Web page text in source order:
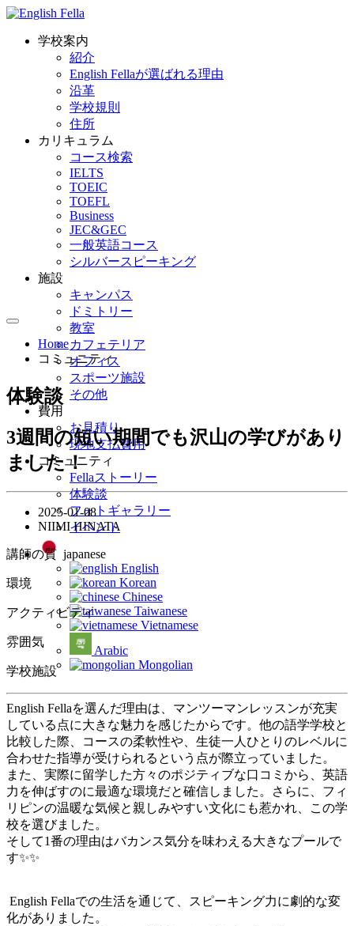
学校案内
紹介
English Fellaが選ばれる理由
沿革
学校規則
住所
カリキュラム
コース検索
IELTS
TOEIC
TOEFL
Business
JEC&GEC
一般英語コース
シルバースピーキング
施設
キャンパス
ドミトリー
教室
カフェテリア
オフィス
スポーツ施設
その他
費用
お見積り
現地支払費用
コミュニティ
Fellaストーリー
体験談
フォトギャラリー
イベント
japanese
English
Korean
Chinese
Taiwanese
Vietnamese
Arabic
Mongolian
Home
コミュニティ
体験談
3週間の短い期間でも沢山の学びがあり
ました！
2025-01-08
NIIMI HINATA
講師の質
環境
アクティビティ
雰囲気
学校施設
English Fellaを選んだ理由は、マンツーマンレッスンが充実
している点に大きな魅力を感じたからです。他の語学学校と
比較した際、コースの柔軟性や、生徒一人ひとりのレベルに
合わせた指導が受けられるという点が際立っていました。
また、実際に留学した方々のポジティブな口コミから、英語
力を伸ばすのに最適な環境だと確信しました。さらに、フィ
リピンの温暖な気候と親しみやすい文化にも惹かれ、この学
校を選びました。
そして1番の理由はバカンス気分を味わえる大きなプールで
す✨✨
English Fellaでの生活を通じて、スピーキング力に劇的な変
化がありました。